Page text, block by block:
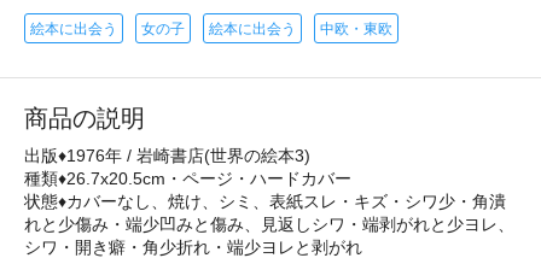
絵本に出会う 女の子 絵本に出会う 中欧・東欧
商品の説明
出版♦1976年 / 岩崎書店(世界の絵本3)
種類♦26.7x20.5cm・ページ・ハードカバー
状態♦カバーなし、焼け、シミ、表紙スレ・キズ・シワ少・角潰
れと少傷み・端少凹みと傷み、見返しシワ・端剥がれと少ヨレ、
シワ・開き癖・角少折れ・端少ヨレと剥がれ